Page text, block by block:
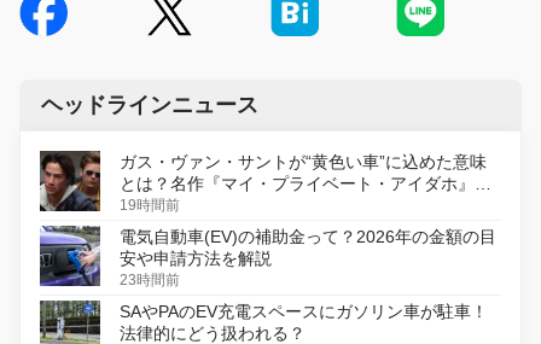
ヘッドラインニュース
ガス・ヴァン・サントが“黄色い車”に込めた意味
とは？名作『マイ・プライベート・アイダホ』が
初のデジタルリマスター版で復活
19時間前
電気自動車(EV)の補助金って？2026年の金額の目
安や申請方法を解説
23時間前
SAやPAのEV充電スペースにガソリン車が駐車！
法律的にどう扱われる？